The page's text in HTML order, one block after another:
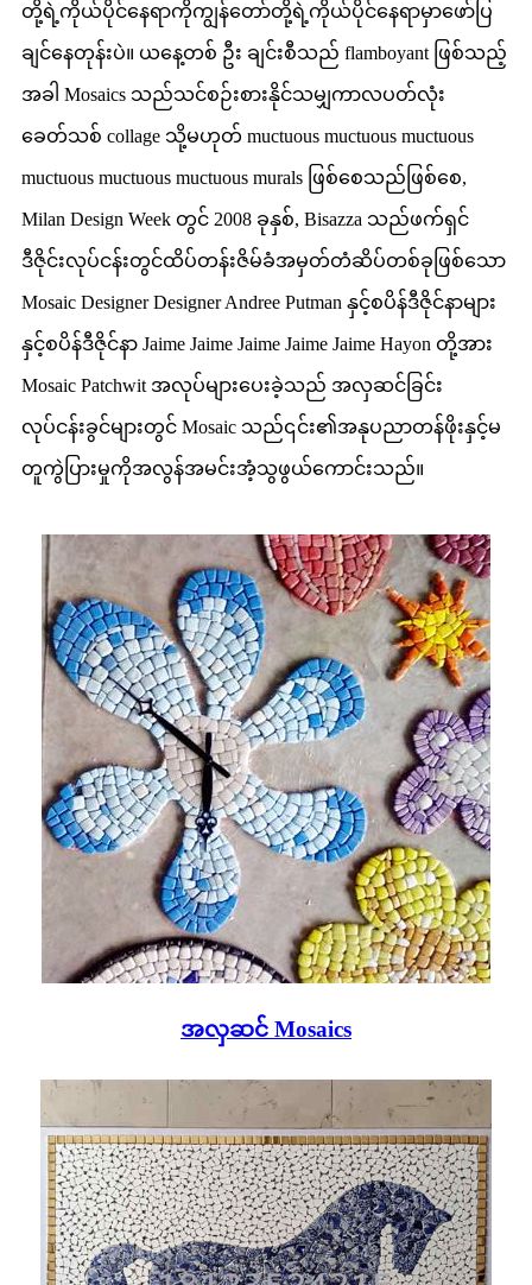
တို့ရဲ့ကိုယ်ပိုင်နေရာကိုကျွန်တော်တို့ရဲ့ကိုယ်ပိုင်နေရာမှာဖော်ပြ
ချင်နေတုန်းပဲ။ ယနေ့တစ် ဦး ချင်းစီသည် flamboyant ဖြစ်သည့်
အခါ Mosaics သည်သင်စဉ်းစားနိုင်သမျှကာလပတ်လုံး
ခေတ်သစ် collage သို့မဟုတ် muctuous muctuous muctuous
muctuous muctuous muctuous murals ဖြစ်စေသည်ဖြစ်စေ,
Milan Design Week တွင် 2008 ခုနှစ်, Bisazza သည်ဖက်ရှင်
ဒီဇိုင်းလုပ်ငန်းတွင်ထိပ်တန်းဇိမ်ခံအမှတ်တံဆိပ်တစ်ခုဖြစ်သော
Mosaic Designer Designer Andree Putman နှင့်စပိန်ဒီဇိုင်နာများ
နှင့်စပိန်ဒီဇိုင်နာ Jaime Jaime Jaime Jaime Jaime Hayon တို့အား
Mosaic Patchwit အလုပ်များပေးခဲ့သည် အလှဆင်ခြင်း
လုပ်ငန်းခွင်များတွင် Mosaic သည်၎င်း၏အနုပညာတန်ဖိုးနှင့်မ
တူကွဲပြားမှုကိုအလွန်အမင်းအံ့သွဖွယ်ကောင်းသည်။
အလှဆင် Mosaics